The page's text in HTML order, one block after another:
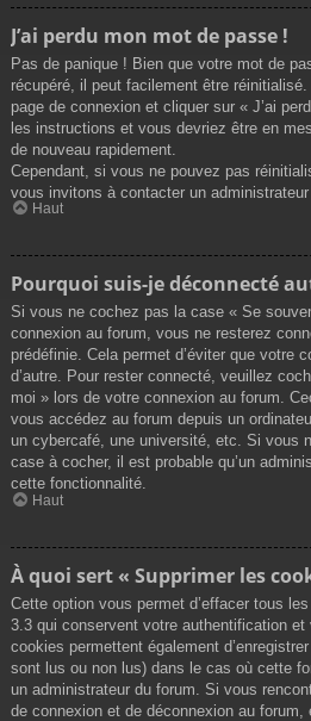
J’ai perdu mon mot de passe !
Pas de panique ! Bien que votre mot de
récupéré, il peut facilement être
page de connexion et cliquer sur « J’ai
les instructions et vous devriez être en
de nouveau rapidement.
Cependant, si vous ne pouvez pas
vous invitons à contacter un administrateur
Haut
Pourquoi suis-je déconnecté
Si vous ne cochez pas la case « Se
connexion au forum, vous ne resterez
prédéfinie. Cela permet d’éviter que votre
d’autre. Pour rester connecté, veuillez
moi » lors de votre connexion au forum.
vous accédez au forum depuis un
un cybercafé, une université, etc. Si vous
case à cocher, il est probable qu’un
cette fonctionnalité.
Haut
À quoi sert « Supprimer les
Cette option vous permet d’effacer tous
3.3 qui conservent votre authentification
cookies permettent également
sont lus ou non lus) dans le cas où cette
un administrateur du forum. Si vous
de connexion et de déconnexion au